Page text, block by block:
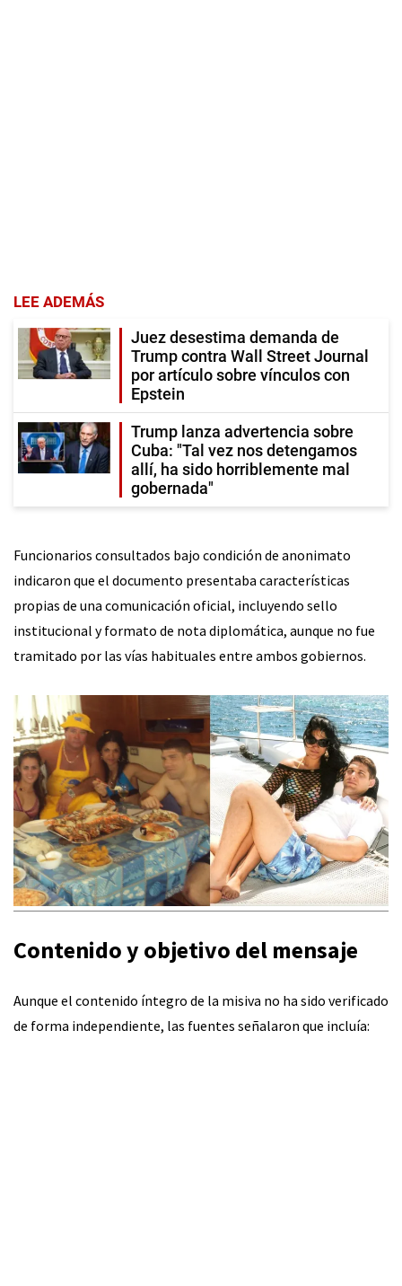
LEE ADEMÁS
Juez desestima demanda de
Trump contra Wall Street Journal
por artículo sobre vínculos con
Epstein
Trump lanza advertencia sobre
Cuba: "Tal vez nos detengamos
allí, ha sido horriblemente mal
gobernada"
Funcionarios consultados bajo condición de anonimato
indicaron que el documento presentaba características
propias de una comunicación oficial, incluyendo sello
institucional y formato de nota diplomática, aunque no fue
tramitado por las vías habituales entre ambos gobiernos.
Contenido y objetivo del mensaje
Aunque el contenido íntegro de la misiva no ha sido verificado
de forma independiente, las fuentes señalaron que incluía: